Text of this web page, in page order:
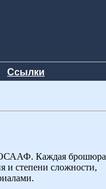
Ссылки
Каждая брошюра
и степени сложности,